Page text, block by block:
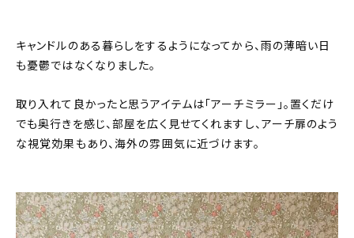
キャンドルのある暮らしをするようになってから、雨の薄暗い日
も憂鬱ではなくなりました。
取り入れて良かったと思うアイテムは「アーチミラー」。置くだけ
でも奥行きを感じ、部屋を広く見せてくれますし、アーチ扉のよう
な視覚効果もあり、海外の雰囲気に近づけます。